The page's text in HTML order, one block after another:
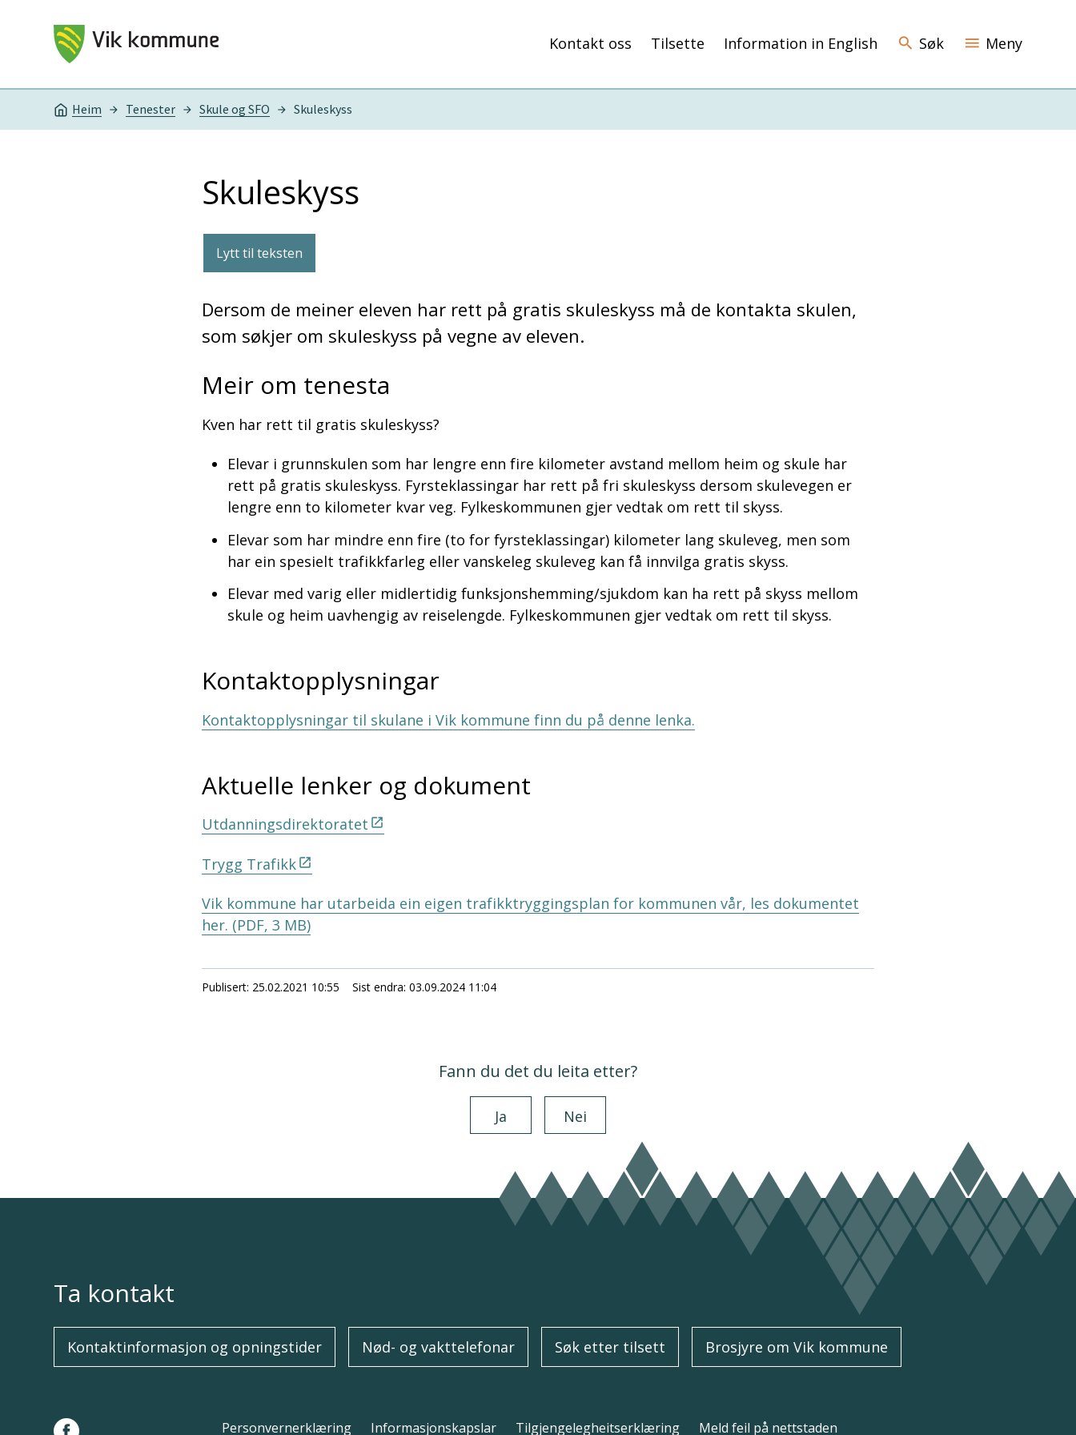
Vik kommune Kontakt oss Tilsette Information in English Søk Meny
Du er her:
Heim Tenester Skule og SFO Skuleskyss
Skuleskyss
Lytt til teksten
Dersom de meiner eleven har rett på gratis skuleskyss må de kontakta skulen,
som søkjer om skuleskyss på vegne av eleven.
Meir om tenesta
Kven har rett til gratis skuleskyss?
Elevar i grunnskulen som har lengre enn fire kilometer avstand mellom heim og skule har
rett på gratis skuleskyss. Fyrsteklassingar har rett på fri skuleskyss dersom skulevegen er
lengre enn to kilometer kvar veg. Fylkeskommunen gjer vedtak om rett til skyss.
Elevar som har mindre enn fire (to for fyrsteklassingar) kilometer lang skuleveg, men som
har ein spesielt trafikkfarleg eller vanskeleg skuleveg kan få innvilga gratis skyss.
Elevar med varig eller midlertidig funksjonshemming/sjukdom kan ha rett på skyss mellom
skule og heim uavhengig av reiselengde. Fylkeskommunen gjer vedtak om rett til skyss.
Kontaktopplysningar
Kontaktopplysningar til skulane i Vik kommune finn du på denne lenka.
Aktuelle lenker og dokument
Utdanningsdirektoratet
Trygg Trafikk
Vik kommune har utarbeida ein eigen trafikktryggingsplan for kommunen vår, les dokumentet
her. (PDF, 3 MB)
Publisert 25.02.2021 10:55 Sist endra 03.09.2024 11:04
Fann du det du leita etter?
Ja Nei
Ta kontakt
Kontaktinformasjon og opningstider Nød- og vakttelefonar Søk etter tilsett Brosjyre om Vik kommune
Personvernerklæring Informasjonskapslar Tilgjengelegheitserklæring Meld feil på nettstaden